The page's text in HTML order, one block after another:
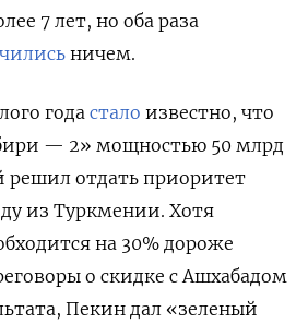
7 лет, но оба раза
ничем.
года стало известно, что
— 2» мощностью 50 млрд
решил отдать приоритет
из Туркмении. Хотя
на 30% дороже
о скидке с Ашхабадом
Пекин дал «зеленый